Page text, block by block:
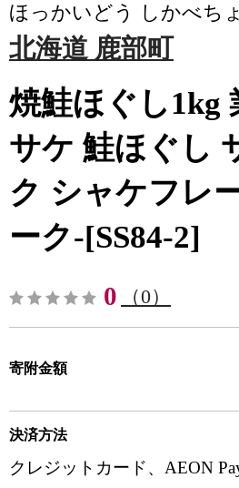
ほっかいどう しかべち
北海道 鹿部町
焼鮭ほぐし1kg
サケ 鮭ほぐし
ク シャケフレ
ーク-[SS84-2]
0 （0）
寄附金額
決済方法
クレジットカード、AEON